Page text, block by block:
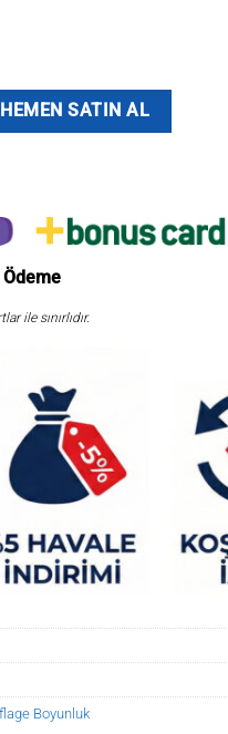
HEMEN SATIN AL
Ödeme
ile sınırlıdır.
Boyunluk